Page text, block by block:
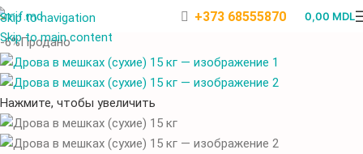
Skip to navigation
Skip to main content
+373 68555870 0,00 MDL
-6%Продано
Нажмите, чтобы увеличить